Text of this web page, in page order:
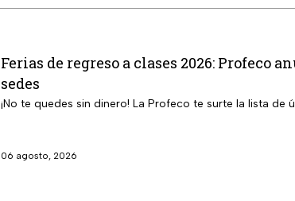
Ferias de regreso a clases 2026:
sedes
¡No te quedes sin dinero! La Profeco te surte la lista
06 agosto, 2026